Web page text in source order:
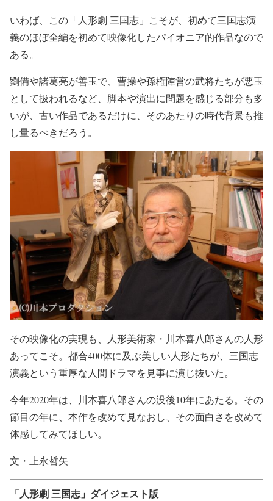
いわば、この「人形劇 三国志」こそが、初めて三国志演
義のほぼ全編を初めて映像化したパイオニア的作品なので
ある。
劉備や諸葛亮が善玉で、曹操や孫権陣営の武将たちが悪玉
として扱われるなど、脚本や演出に問題を感じる部分も多
いが、古い作品であるだけに、そのあたりの時代背景も推
し量るべきだろう。
その映像化の実現も、人形美術家・川本喜八郎さんの人形
あってこそ。都合400体に及ぶ美しい人形たちが、三国志
演義という重厚な人間ドラマを見事に演じ抜いた。
今年2020年は、川本喜八郎さんの没後10年にあたる。その
節目の年に、本作を改めて見なおし、その面白さを改めて
体感してみてほしい。
文・上永哲矢
「人形劇 三国志」ダイジェスト版